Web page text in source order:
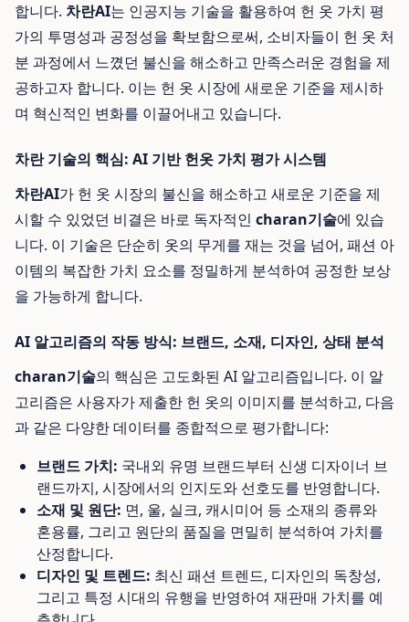
합니다. 차란AI는 인공지능 기술을 활용하여 헌 옷 가치 평
가의 투명성과 공정성을 확보함으로써, 소비자들이 헌 옷 처
분 과정에서 느꼈던 불신을 해소하고 만족스러운 경험을 제
공하고자 합니다. 이는 헌 옷 시장에 새로운 기준을 제시하
며 혁신적인 변화를 이끌어내고 있습니다.
차란 기술의 핵심: AI 기반 헌옷 가치 평가 시스템
차란AI가 헌 옷 시장의 불신을 해소하고 새로운 기준을 제
시할 수 있었던 비결은 바로 독자적인 charan기술에 있습
니다. 이 기술은 단순히 옷의 무게를 재는 것을 넘어, 패션 아
이템의 복잡한 가치 요소를 정밀하게 분석하여 공정한 보상
을 가능하게 합니다.
AI 알고리즘의 작동 방식: 브랜드, 소재, 디자인, 상태 분석
charan기술의 핵심은 고도화된 AI 알고리즘입니다. 이 알
고리즘은 사용자가 제출한 헌 옷의 이미지를 분석하고, 다음
과 같은 다양한 데이터를 종합적으로 평가합니다:
브랜드 가치: 국내외 유명 브랜드부터 신생 디자이너 브
랜드까지, 시장에서의 인지도와 선호도를 반영합니다.
소재 및 원단: 면, 울, 실크, 캐시미어 등 소재의 종류와
혼용률, 그리고 원단의 품질을 면밀히 분석하여 가치를
산정합니다.
디자인 및 트렌드: 최신 패션 트렌드, 디자인의 독창성,
그리고 특정 시대의 유행을 반영하여 재판매 가치를 예